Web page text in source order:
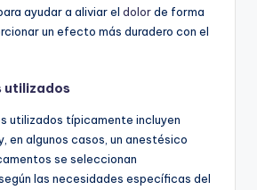
ayudar a aliviar el dolorde forma
un efecto más duradero con el
utilizados
utilizados típicamente incluyen
en algunos casos, un anestésico
se seleccionan
las necesidades específicas del